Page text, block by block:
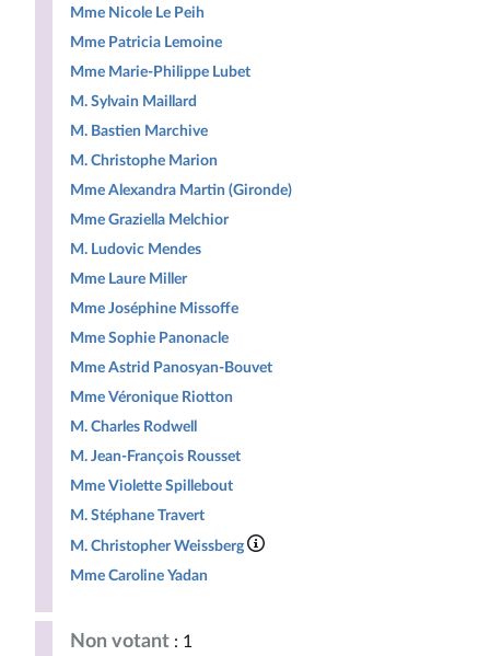
Mme Nicole Le Peih
Mme Patricia Lemoine
Mme Marie-Philippe Lubet
M. Sylvain Maillard
M. Bastien Marchive
M. Christophe Marion
Mme Alexandra Martin (Gironde)
Mme Graziella Melchior
M. Ludovic Mendes
Mme Laure Miller
Mme Joséphine Missoffe
Mme Sophie Panonacle
Mme Astrid Panosyan-Bouvet
Mme Véronique Riotton
M. Charles Rodwell
M. Jean-François Rousset
Mme Violette Spillebout
M. Stéphane Travert
M. Christopher Weissberg
Mme Caroline Yadan
Non votant : 1